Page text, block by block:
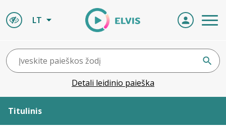
LT
Detali leidinio paieška
Titulinis